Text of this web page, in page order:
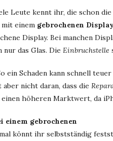
Leute kennt ihr, die schon
mit einem gebrochenen
Display. Bei manchen
nur das Glas. Die Einbruchstelle
ein Schaden kann schnell
nicht daran, dass die
höheren Marktwert, da
einem gebrochenen
könnt ihr selbstständig